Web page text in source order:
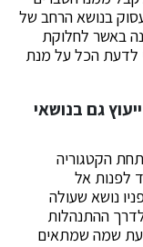
בנושא הרחב של
באשר לחלוקת
לדעת הכל על מנת
גם בנושאי
תחת הקטגוריה
לפנות אל
נושא שעולה
ההתנהלות
שמה שמתאים